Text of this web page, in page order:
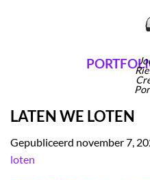
LATEN WE LOTEN
Gepubliceerd november 7,
loten